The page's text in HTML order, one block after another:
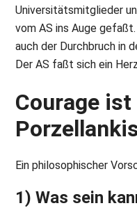
Universitätsmitglieder
vom AS ins Auge
auch der Durchbruch in
Der AS faßt sich ein
Courage
Ein philosophischer
1) Was sein